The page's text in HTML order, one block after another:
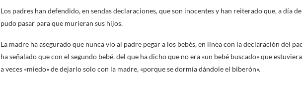
Los padres han defendido, en sendas declaraciones, que son inocentes y han reiterado que, a día
pudo pasar para que murieran sus hijos.
La madre ha asegurado que nunca vio al padre pegar a los bebés, en línea con la declaración del
ha señalado que con el segundo bebé, del que ha dicho que no era «un bebé buscado» que
a veces «miedo» de dejarlo solo con la madre, «porque se dormía dándole el biberón».